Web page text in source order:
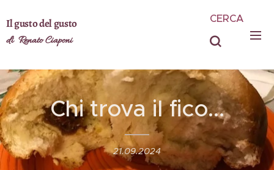
Il gusto del gusto
di Renato Ciaponi
CERCA
Chi trova il fico...
21.09.2024